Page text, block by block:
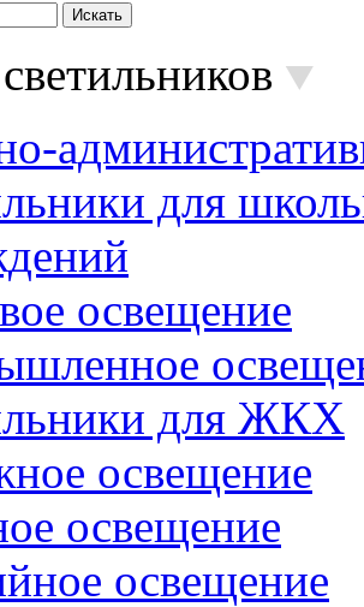
для
освещение
для ЖКХ
освещение
освещение
освещение